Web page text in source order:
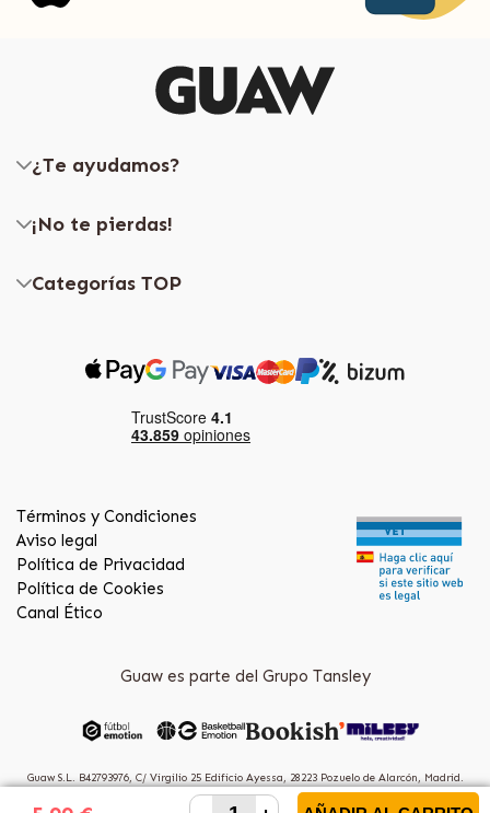
¿Te ayudamos?
¡No te pierdas!
Categorías TOP
Términos y Condiciones
Aviso legal
Política de Privacidad
Política de Cookies
Canal Ético
Guaw es parte del Grupo Tansley
Guaw S.L. B42793976, C/ Virgilio 25 Edificio Ayessa, 28223 Pozuelo de Alarcón, Madrid.
(Spain)